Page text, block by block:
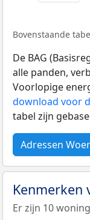
Bovenstaande
De BAG
alle panden,
Voorlopige
download voor
tabel zijn
Adressen
Kenmerken
Er zijn 10